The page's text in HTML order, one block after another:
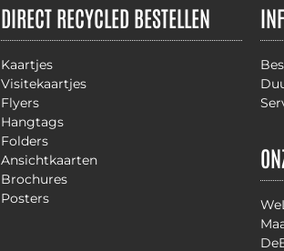
DIRECT RECYCLED BESTELLEN
Kaartjes
Visitekaartjes
Flyers
Hangtags
Folders
Ansichtkaarten
Brochures
Posters